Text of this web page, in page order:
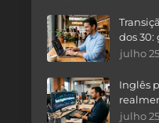
dos 30:
julho
Inglês
julho